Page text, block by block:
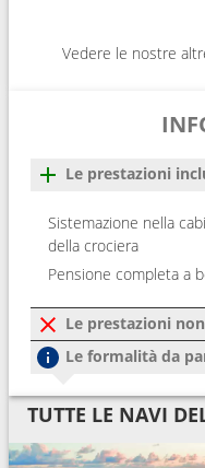
Vedere le nostre
Le prestazioni
Sistemazione nella
della crociera
Pensione completa a
Le prestazioni
Le formalità da
TUTTE LE NAVI